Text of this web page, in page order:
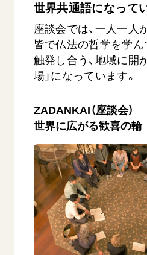
世界共通語になって
座談会では、一人一人
皆で仏法の哲学を学ん
触発し合う、地域に開
場」になっています。
ZADANKAI（座談会）
世界に広がる歓喜の輪